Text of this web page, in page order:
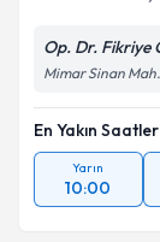
Op. Dr. Fikriye
Mimar Sinan
En Yakın Saatler
Yarın
10:00